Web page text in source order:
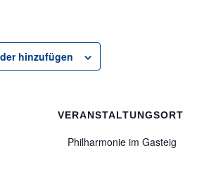
hinzufügen
VERANSTALTUNGSORT
Philharmonie im Gasteig